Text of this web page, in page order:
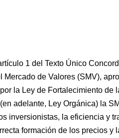
1 del Texto Único
de Valores (SMV),
la Ley de Fortalecimiento de
adelante, Ley Orgánica) la
inversionistas, la eficiencia y
formación de los precios y